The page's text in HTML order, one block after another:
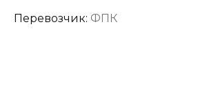
Перевозчик: ФПК